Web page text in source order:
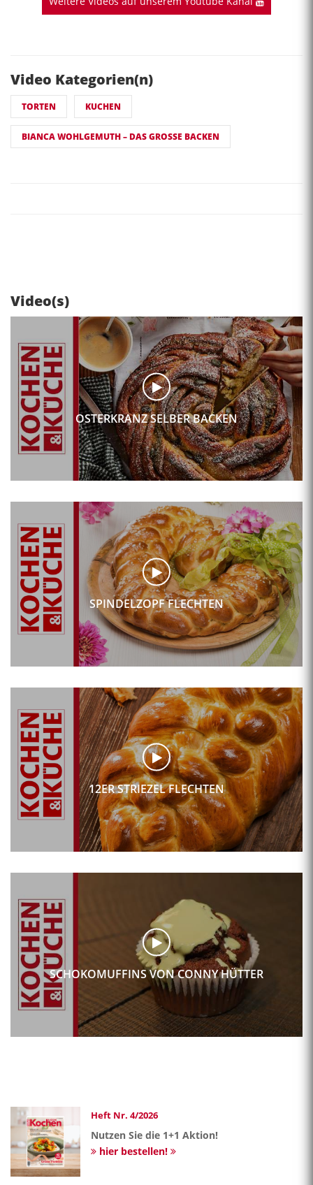
Video Kategorien(n)
TORTEN KUCHEN
BIANCA WOHLGEMUTH – DAS GROSSE BACKEN
Video(s)
OSTERKRANZ SELBER BACKEN
SPINDELZOPF FLECHTEN
12ER STRIEZEL FLECHTEN
SCHOKOMUFFINS VON CONNY HÜTTER
Heft Nr. 4/2026
Nutzen Sie die 1+1 Aktion!
hier bestellen!